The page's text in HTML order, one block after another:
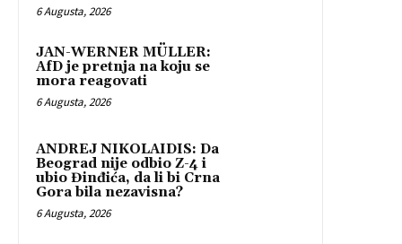
6 Augusta, 2026
JAN-WERNER MÜLLER:
AfD je pretnja na koju se
mora reagovati
6 Augusta, 2026
ANDREJ NIKOLAIDIS: Da
Beograd nije odbio Z-4 i
ubio Đinđića, da li bi Crna
Gora bila nezavisna?
6 Augusta, 2026